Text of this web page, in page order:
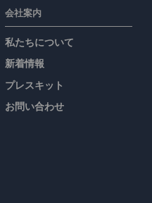
会社案内
私たちについて
新着情報
プレスキット
お問い合わせ